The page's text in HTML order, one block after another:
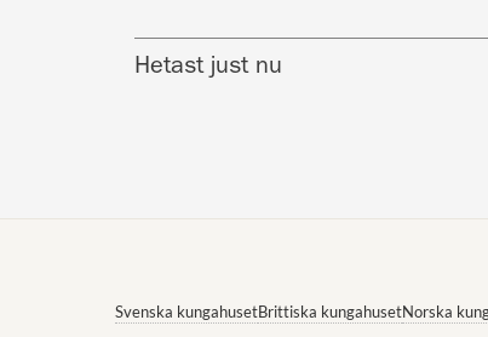
Hetast just nu
Svenska kungahusetBrittiska kungahusetNorska